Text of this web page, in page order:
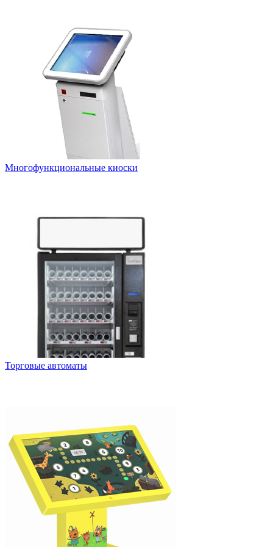
Многофункциональные киоски
Торговые автоматы